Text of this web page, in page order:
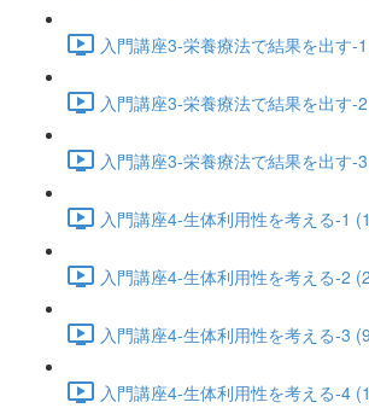
入門講座3-栄養療法で結果を出す-
入門講座3-栄養療法で結果を出す-
入門講座3-栄養療法で結果を出す-
入門講座4-生体利用性を考える-1
入門講座4-生体利用性を考える-2
入門講座4-生体利用性を考える-3
入門講座4-生体利用性を考える-4